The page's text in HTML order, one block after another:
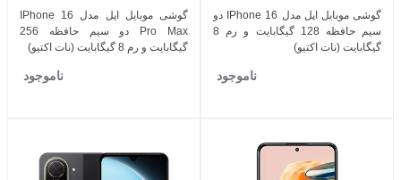
گوشی موبایل اپل مدل IPhone 16 دو
سیم حافظه 128 گیگابایت و رم 8
گیگابایت (نات اکتیو)
ناموجود
گوشی موبایل اپل مدل IPhone 16
Pro Max دو سیم حافظه 256
گیگابایت و رم 8 گیگابایت (نات اکتیو)
ناموجود